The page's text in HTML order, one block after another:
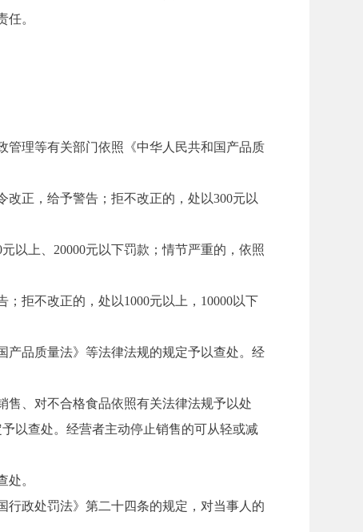
任。
理等有关部门依照《中华人民共和国产品质
正，给予警告；拒不改正的，处以300元以
上、20000元以下罚款；情节严重的，依照
拒不改正的，处以1000元以上，10000以下
品质量法》等法律法规的规定予以查处。经
、对不合格食品依照有关法律法规予以处
以查处。经营者主动停止销售的可从轻或减
。
政处罚法》第二十四条的规定，对当事人的